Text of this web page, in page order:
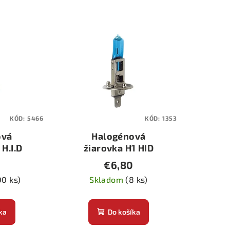
ks)
KÓD: 5466
Halogénová
žiarovka H1 HID
€6,80
Skladom(8 ks)
Do košíka
KÓD: 1353